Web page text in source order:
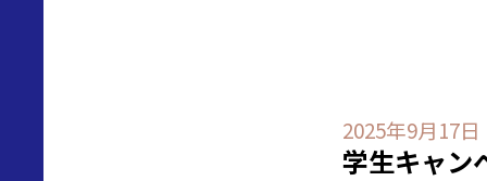
2025年9月17日
学生キャン